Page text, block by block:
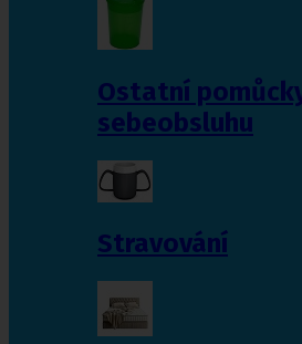
Ostatní
sebeobsluhu
Stravování